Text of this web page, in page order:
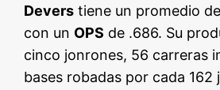
Devers tiene un promedio
con un OPS de .686. Su
cinco jonrones, 56 carreras
bases robadas por cada 162